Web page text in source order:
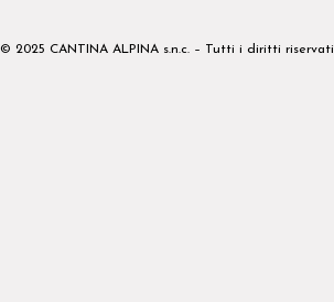
© 2025 CANTINA ALPINA s.n.c. – Tutti i diritti riservati